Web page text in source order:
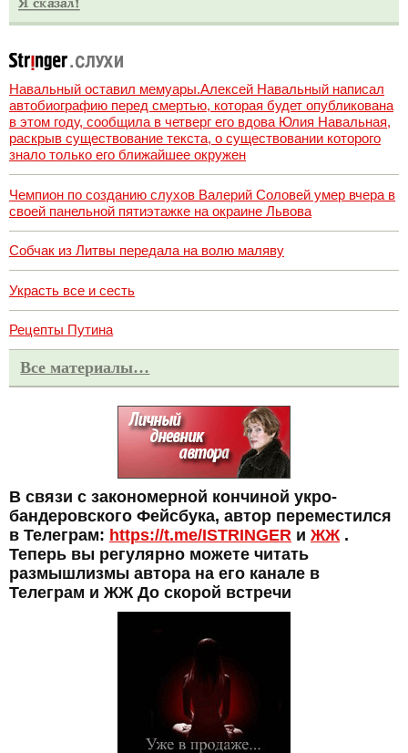
Навальный оставил мемуары.Алексей Навальный написал
автобиографию перед смертью, которая будет опубликована
в этом году, сообщила в четверг его вдова Юлия Навальная,
раскрыв существование текста, о существовании которого
знало только его ближайшее окружен
Чемпион по созданию слухов Валерий Соловей умер вчера в
своей панельной пятиэтажке на окраине Львова
Собчак из Литвы передала на волю маляву
Украсть все и сесть
Рецепты Путина
Все материалы…
В связи с закономерной кончиной укро-
бандеровского Фейсбука, автор переместился
в Телеграм: https://t.me/ISTRINGER и ЖЖ.
Теперь вы регулярно можете читать
размышлизмы автора на его канале в
Телеграм и ЖЖ До скорой встречи